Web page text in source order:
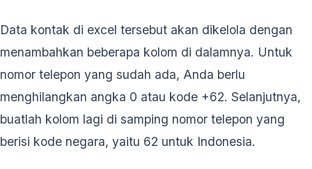
Data kontak di excel tersebut akan dikelola dengan
menambahkan beberapa kolom di dalamnya. Untuk
nomor telepon yang sudah ada, Anda berlu
menghilangkan angka 0 atau kode +62. Selanjutnya,
buatlah kolom lagi di samping nomor telepon yang
berisi kode negara, yaitu 62 untuk Indonesia.